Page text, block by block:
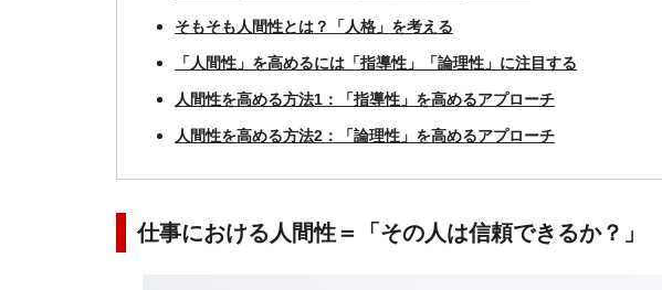
そもそも人間性とは？「人格」を考える
「人間性」を高めるには「指導性」「論理性」に注目する
人間性を高める方法1：「指導性」を高めるアプローチ
人間性を高める方法2：「論理性」を高めるアプローチ
仕事における人間性＝「その人は信頼できるか？」